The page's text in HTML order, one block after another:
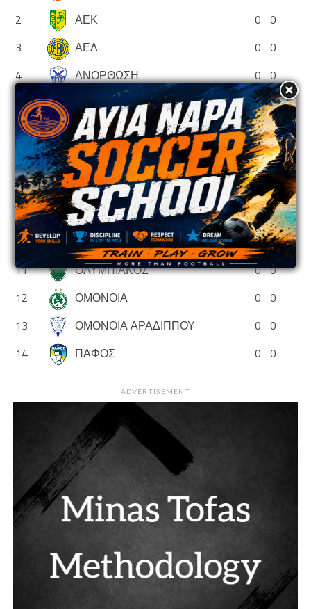
2 ΑΕΚ 0 0
3
ΑΕΛ 0 0
4
ΑΝΟΡΘΩΣΗ 0 0
5
ΑΠΟΕΛ 0 0
6
ΑΠΟΛΛΩΝ 0 0
7
ΑΡΗΣ 0 0
8
ΕΘΝΙΚΟΣ ΑΣΣΙΑΣ 0
0
9
ΘΟΙ 0 0
10
ΝΕΑ ΣΑΛΑΜΙΝΑ 0 0
11
ΟΛΥΜΠΙΑΚΟΣ 0 0
12
ΟΜΟΝΟΙΑ 0 0
13
ΟΜΟΝΟΙΑ ΑΡΑΔΙΠΠΟΥ 0 0
14
ΠΑΦΟΣ 0 0
ADVERTISEMENT